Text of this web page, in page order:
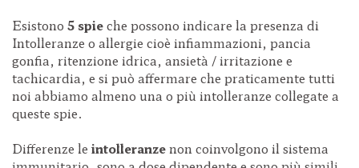
Esistono 5 spieche possono indicare la presenza di
Intolleranze o allergie cioè infiammazioni, pancia
gonfia, ritenzione idrica, ansietà / irritazione e
tachicardia, e si può affermare che praticamente tutti
noi abbiamo almeno una o più intolleranze collegate a
queste spie.
Differenze le intolleranzenon coinvolgono il sistema